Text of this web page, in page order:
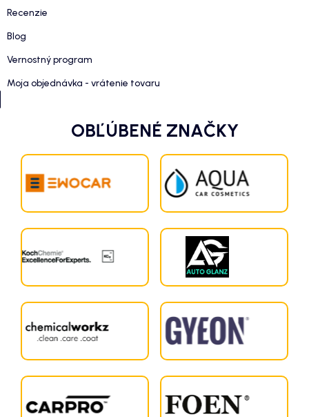
Recenzie
Blog
Vernostný program
Moja objednávka - vrátenie tovaru
OBĽÚBENÉ ZNAČKY